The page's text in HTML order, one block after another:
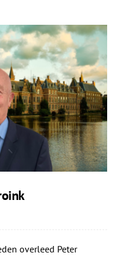
overleed Peter